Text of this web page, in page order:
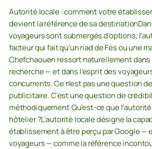
Autorité locale : comment votre
devient la référence de sa
voyageurs sont submergés d’options,
facteur qui fait qu’un riad de Fès ou une
Chefchaouen ressort naturellement
recherche — et dans l’esprit des
concurrents. Ce n’est pas une question
publicitaire. C’est une question de
méthodiquement.Qu’est-ce que
hôtelier ?L’autorité locale désigne la
établissement à être perçu par Google —
voyageurs — comme la référence